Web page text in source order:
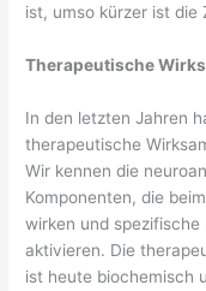
ist, umso kürzer ist
Therapeutische
In den letzten Jahren
therapeutische
Wir kennen die
Komponenten, die
wirken und spezifische
aktivieren. Die
ist heute biochemisch